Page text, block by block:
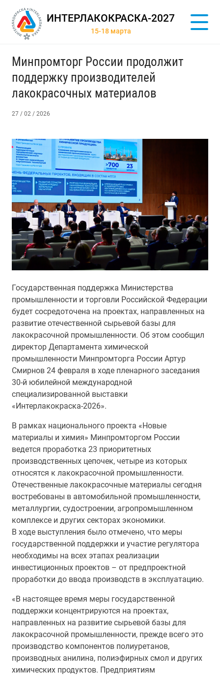
ИНТЕРЛАКОКРАСКА-2027
15-18 марта
Минпромторг России продолжит
поддержку производителей
лакокрасочных материалов
27 / 02 / 2026
Государственная поддержка Министерства
промышленности и торговли Российской Федерации
будет сосредоточена на проектах, направленных на
развитие отечественной сырьевой базы для
лакокрасочной промышленности. Об этом сообщил
директор Департамента химической
промышленности Минпромторга России Артур
Смирнов 24 февраля в ходе пленарного заседания
30-й юбилейной международной
специализированной выставки
«Интерлакокраска-2026».
В рамках национального проекта «Новые
материалы и химия» Минпромторгом России
ведется проработка 23 приоритетных
производственных цепочек, четыре из которых
относятся к лакокрасочной промышленности.
Отечественные лакокрасочные материалы сегодня
востребованы в автомобильной промышленности,
металлургии, судостроении, агропромышленном
комплексе и других секторах экономики.
В ходе выступления было отмечено, что меры
государственной поддержки и участие регулятора
необходимы на всех этапах реализации
инвестиционных проектов – от предпроектной
проработки до ввода производств в эксплуатацию.
«В настоящее время меры государственной
поддержки концентрируются на проектах,
направленных на развитие сырьевой базы для
лакокрасочной промышленности, прежде всего это
производство компонентов полиуретанов,
производных анилина, полиэфирных смол и других
химических продуктов. Предприятиям